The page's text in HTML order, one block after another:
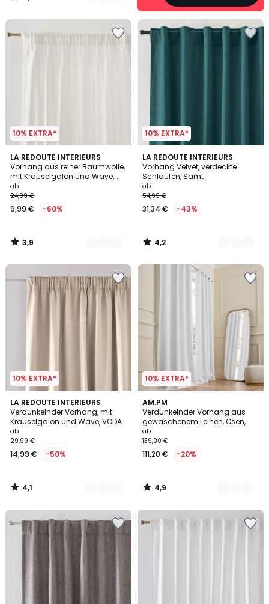
10% EXTRA*
LA REDOUTE INTERIEURS
Vorhang aus reiner Baumwolle,
mit Kräuselgalon und Wave,
Scenario
ab
24,99 €
9,99 € -60%
3,9
/ 5
10
Farben
3,9
/
10% EXTRA*
LA REDOUTE INTERIEURS
Vorhang Velvet, verdeckte
Schlaufen, Samt
ab
54,99 €
31,34 € -43%
4,2
/ 5
10
Farben
4,2
/
10% EXTRA*
LA REDOUTE INTERIEURS
Verdunkelnder Vorhang, mit
Kräuselgalon und Wave, VODA
ab
29,99 €
14,99 € -50%
4,1
/ 5
7
Farben
4,1
/
10% EXTRA*
AM.PM
Verdunkelnder Vorhang aus
gewaschenem Leinen, Ösen,
Private
ab
139,00 €
111,20 € -20%
4,9
/ 5
10
Farben
4,9
/